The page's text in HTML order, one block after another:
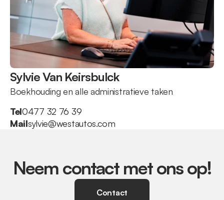
Sylvie Van Keirsbulck
Boekhouding en alle administratieve taken
Tel0477 32 76 39
Mailsylvie@westautos.com
Neem contact met ons op!
Contact